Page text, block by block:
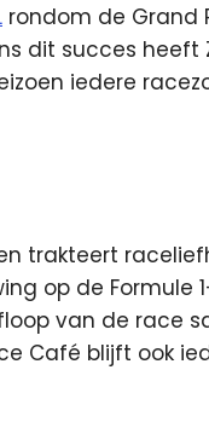
rondom de Grand
dit succes heeft
iedere
trakteert
op de Formule
van de race
Café blijft ook